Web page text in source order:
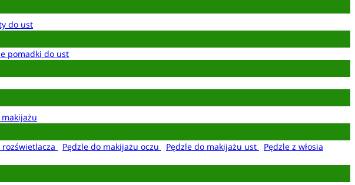
do ust
pomadki do ust
makijażu
rozświetlacza Pędzle do makijażu oczu Pędzle do makijażu ust
Pędzle z włosia